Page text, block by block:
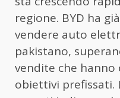
regione. BYD ha
vendere auto
pakistano,
vendite che hanno
obiettivi prefissati.